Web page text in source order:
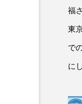
福
東
で
に